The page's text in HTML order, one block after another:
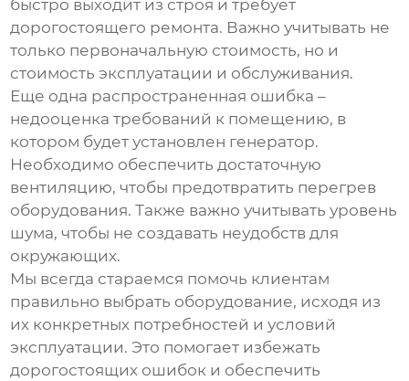
быстро выходит из строя и требует
дорогостоящего ремонта. Важно учитывать не
только первоначальную стоимость, но и
стоимость эксплуатации и обслуживания.
Еще одна распространенная ошибка –
недооценка требований к помещению, в
котором будет установлен генератор.
Необходимо обеспечить достаточную
вентиляцию, чтобы предотвратить перегрев
оборудования. Также важно учитывать уровень
шума, чтобы не создавать неудобств для
окружающих.
Мы всегда стараемся помочь клиентам
правильно выбрать оборудование, исходя из
их конкретных потребностей и условий
эксплуатации. Это помогает избежать
дорогостоящих ошибок и обеспечить